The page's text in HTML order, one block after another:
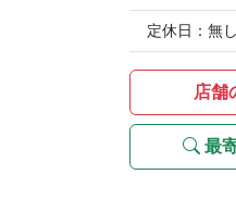
定休日：無
店舗
最